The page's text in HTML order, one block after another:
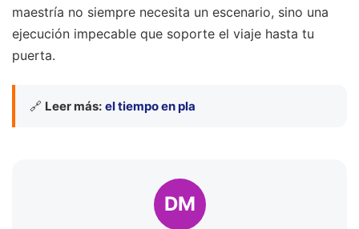
maestría no siempre necesita un escenario, sino una
ejecución impecable que soporte el viaje hasta tu
puerta.
🔗 Leer más: el tiempo en pla
DM